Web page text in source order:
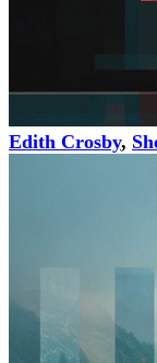
Edith Crosby,